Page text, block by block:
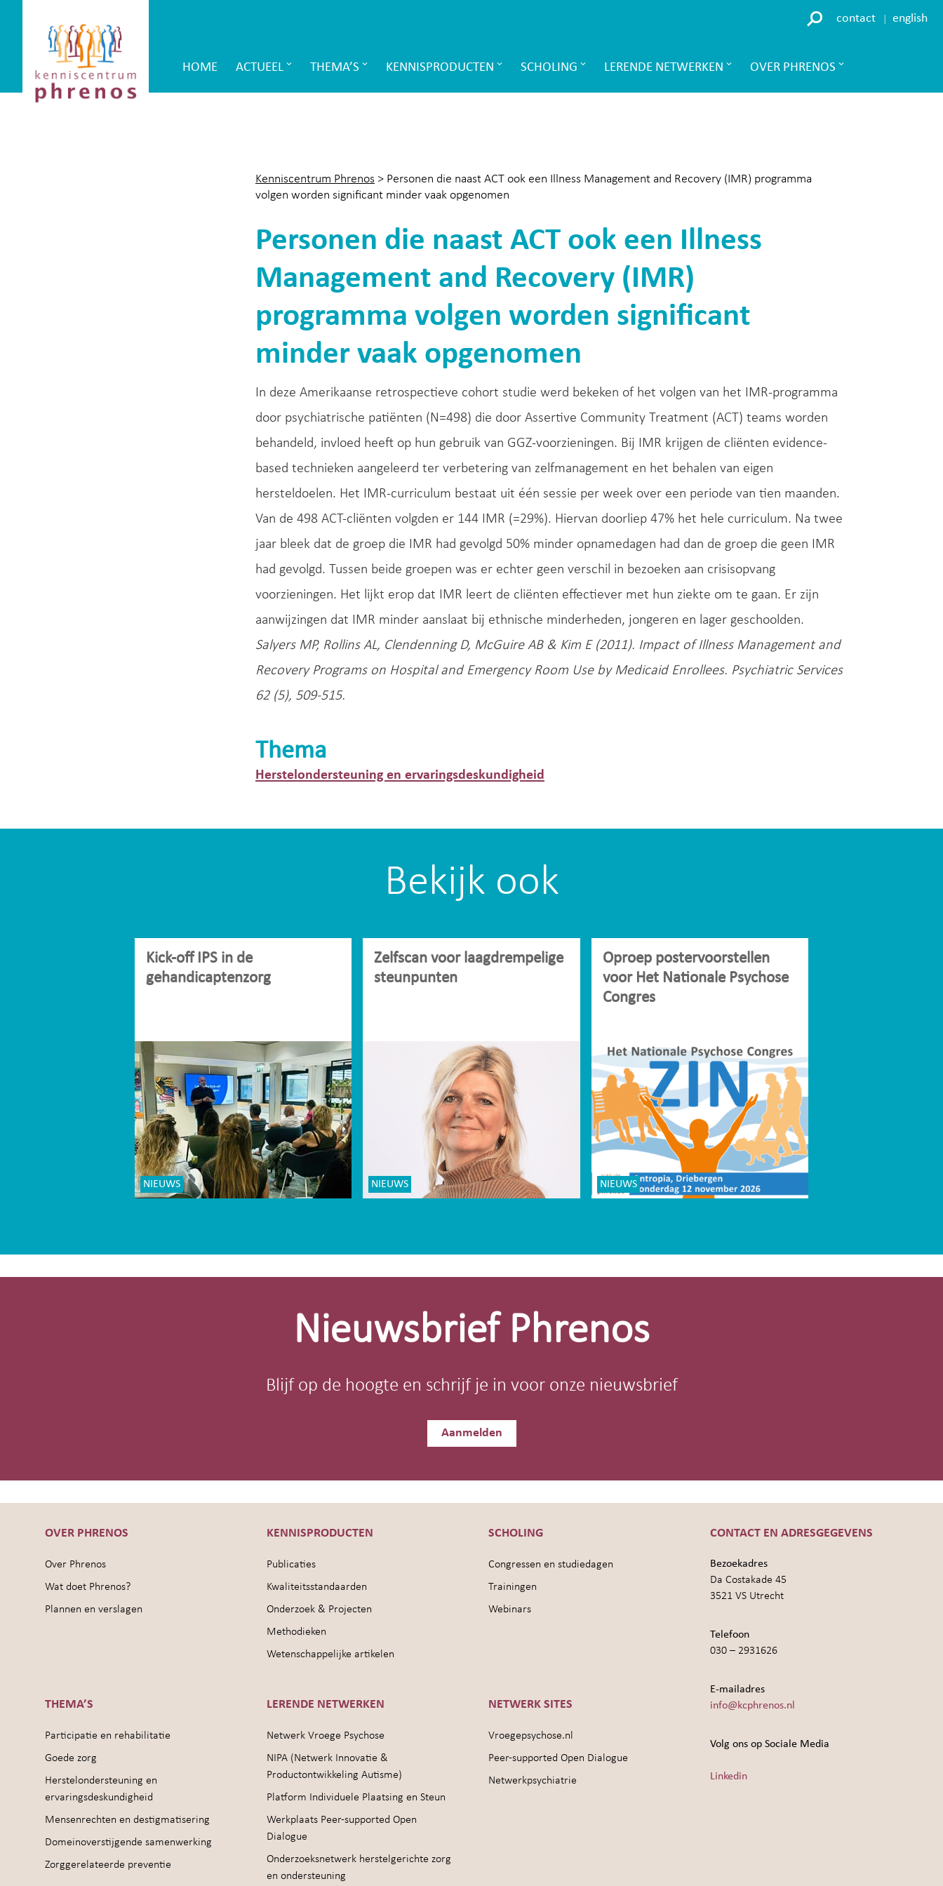
Phrenos
website
contact english
Main
HOME ACTUEEL THEMA’S KENNISPRODUCTEN SCHOLING LERENDE NETWERKEN OVER PHRENOS
Kenniscentrum Phrenos > Personen die naast ACT ook een Illness Management and Recovery (IMR) programma
volgen worden significant minder vaak opgenomen
Personen die naast ACT ook een Illness
Management and Recovery (IMR)
programma volgen worden significant
minder vaak opgenomen
In deze Amerikaanse retrospectieve cohort studie werd bekeken of het volgen van het IMR-programma
door psychiatrische patiënten (N=498) die door Assertive Community Treatment (ACT) teams worden
behandeld, invloed heeft op hun gebruik van GGZ-voorzieningen. Bij IMR krijgen de cliënten evidence-
based technieken aangeleerd ter verbetering van zelfmanagement en het behalen van eigen
hersteldoelen. Het IMR-curriculum bestaat uit één sessie per week over een periode van tien maanden.
Van de 498 ACT-cliënten volgden er 144 IMR (=29%). Hiervan doorliep 47% het hele curriculum. Na twee
jaar bleek dat de groep die IMR had gevolgd 50% minder opnamedagen had dan de groep die geen IMR
had gevolgd. Tussen beide groepen was er echter geen verschil in bezoeken aan crisisopvang
voorzieningen. Het lijkt erop dat IMR leert de cliënten effectiever met hun ziekte om te gaan. Er zijn
aanwijzingen dat IMR minder aanslaat bij ethnische minderheden, jongeren en lager geschoolden.
Salyers MP, Rollins AL, Clendenning D, McGuire AB & Kim E (2011). Impact of Illness Management and
Recovery Programs on Hospital and Emergency Room Use by Medicaid Enrollees. Psychiatric Services
62 (5), 509-515.
Thema
Herstelondersteuning en ervaringsdeskundigheid
Bekijk ook
Kick-off IPS in de
gehandicaptenzorg
NIEUWS
Zelfscan voor laagdrempelige
steunpunten
NIEUWS
Oproep postervoorstellen
voor Het Nationale Psychose
Congres
NIEUWS
footer
Nieuwsbrief Phrenos
Blijf op de hoogte en schrijf je in voor onze nieuwsbrief
Aanmelden
OVER PHRENOS
Over Phrenos
Wat doet Phrenos?
Plannen en verslagen
KENNISPRODUCTEN
Publicaties
Kwaliteitsstandaarden
Onderzoek & Projecten
Methodieken
Wetenschappelijke artikelen
SCHOLING
Congressen en studiedagen
Trainingen
Webinars
THEMA’S
Participatie en rehabilitatie
Goede zorg
Herstelondersteuning en
ervaringsdeskundigheid
Mensenrechten en destigmatisering
Domeinoverstijgende samenwerking
Zorggerelateerde preventie
LERENDE NETWERKEN
Netwerk Vroege Psychose
NIPA (Netwerk Innovatie &
Productontwikkeling Autisme)
Platform Individuele Plaatsing en Steun
Werkplaats Peer-supported Open
Dialogue
Onderzoeksnetwerk herstelgerichte zorg
en ondersteuning
NETWERK SITES
Vroegepsychose.nl
Peer-supported Open Dialogue
Netwerkpsychiatrie
CONTACT EN ADRESGEGEVENS
Bezoekadres
Da Costakade 45
3521 VS Utrecht
Telefoon
030 – 2931626
E-mailadres
info@kcphrenos.nl
Volg ons op Sociale Media
Linkedin